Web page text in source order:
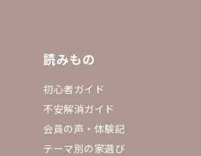
読みもの
初心者ガイド
不安解消ガイド
会員の声・体験記
テーマ別の家選び